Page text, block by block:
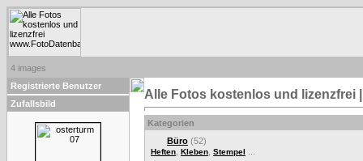
4 images
Registrierte Benutzer
Zufallsbild
Alle Fotos kostenlos und lizenzfrei
Kategorien
Büro (52)
Heften Kleben Stempel